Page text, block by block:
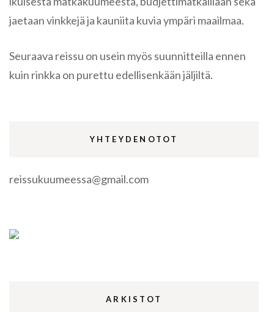
jaetaan vinkkejä ja kauniita kuvia ympäri maailmaa.
Seuraava reissu on usein myös suunnitteilla ennen
kuin rinkka on purettu edellisenkään jäljiltä.
YHTEYDENOTOT
reissukuumeessa@gmail.com
ARKISTOT